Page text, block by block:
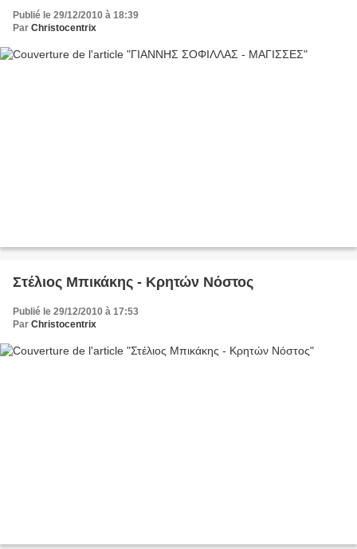
Publié le 29/12/2010 à 18:39
Par Christocentrix
Στέλιος Μπικάκης - Κρητών Νόστος
Publié le 29/12/2010 à 17:53
Par Christocentrix